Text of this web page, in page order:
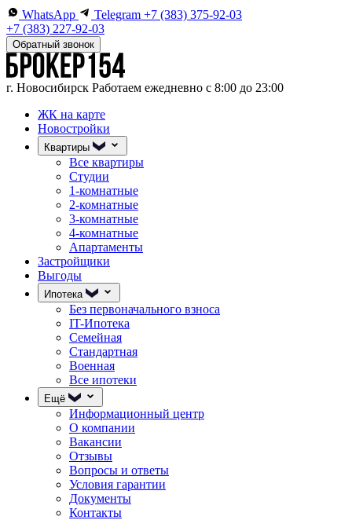
WhatsApp Telegram +7 (383) 375-92-03
+7 (383) 227-92-03
Обратный звонок
г. Новосибирск Работаем ежедневно с 8:00 до 23:00
ЖК на карте
Новостройки
Квартиры
Все квартиры
Студии
1-комнатные
2-комнатные
3-комнатные
4-комнатные
Апартаменты
Застройщики
Выгоды
Ипотека
Без первоначального взноса
IT-Ипотека
Семейная
Стандартная
Военная
Все ипотеки
Ещё
Информационный центр
О компании
Вакансии
Отзывы
Вопросы и ответы
Условия гарантии
Документы
Контакты